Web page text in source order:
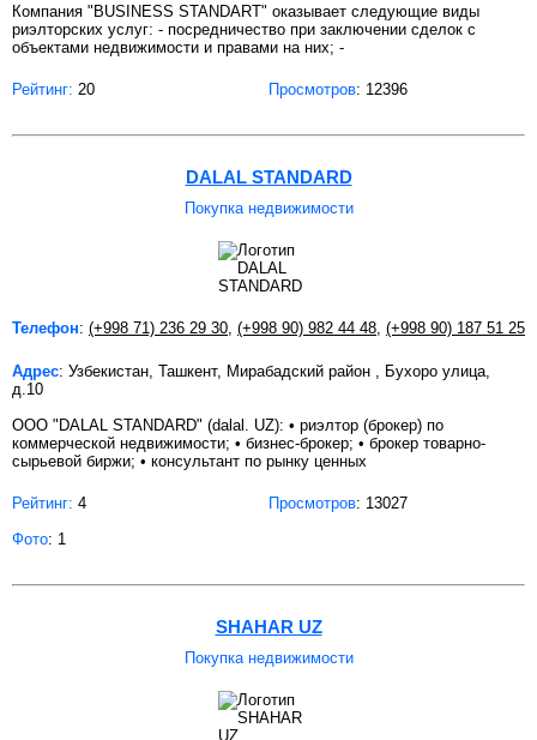
Компания "BUSINESS STANDART" оказывает следующие виды
риэлторских услуг: - посредничество при заключении сделок с
объектами недвижимости и правами на них; -
Рейтинг: 20 Просмотров: 12396
DALAL STANDARD
Покупка недвижимости
Телефон: (+998 71) 236 29 30 (+998 90) 982 44 48 (+998 90) 187 51 25
Адрес: Узбекистан, Ташкент, Мирабадский район , Бухоро улица,
д.10
ООО "DALAL STANDARD" (dalal. UZ): • риэлтор (брокер) по
коммерческой недвижимости; • бизнес-брокер; • брокер товарно-
сырьевой биржи; • консультант по рынку ценных
Рейтинг: 4 Просмотров: 13027
Фото: 1
SHAHAR UZ
Покупка недвижимости